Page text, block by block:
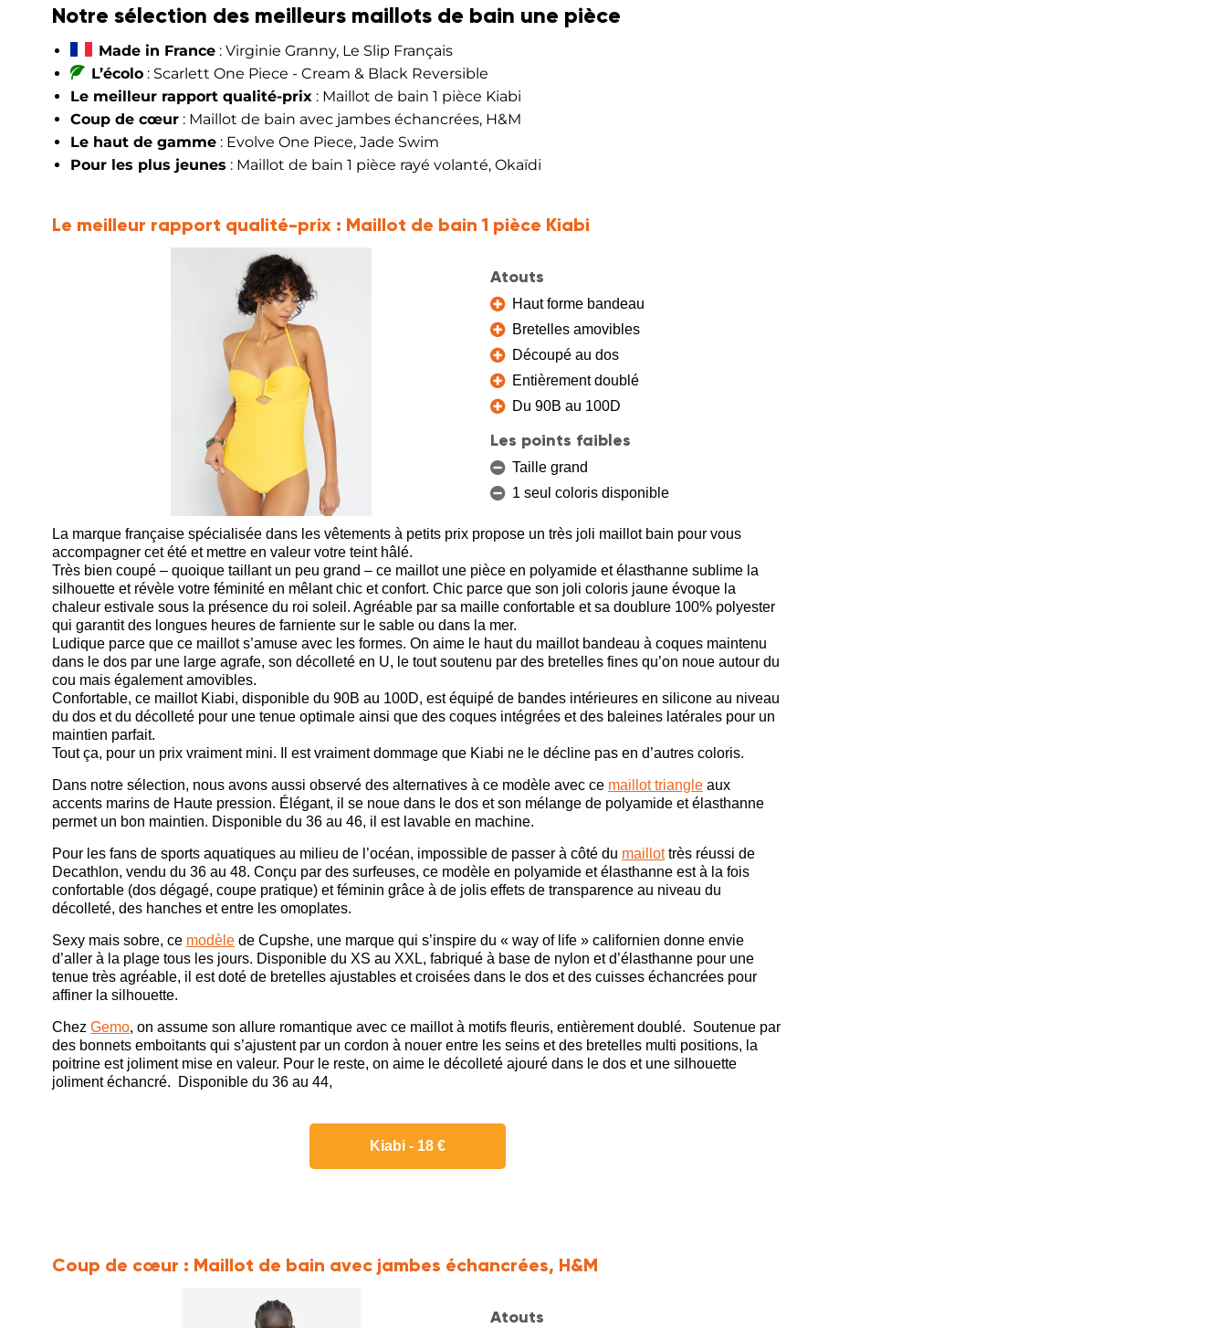
Notre sélection des meilleurs maillots de bain une pièce
Made in France : Virginie Granny, Le Slip Français
L’écolo : Scarlett One Piece - Cream & Black Reversible
Le meilleur rapport qualité-prix : Maillot de bain 1 pièce Kiabi
Coup de cœur : Maillot de bain avec jambes échancrées, H&M
Le haut de gamme : Evolve One Piece, Jade Swim
Pour les plus jeunes : Maillot de bain 1 pièce rayé volanté, Okaïdi
Le meilleur rapport qualité-prix : Maillot de bain 1 pièce Kiabi
Atouts
Haut forme bandeau
Bretelles amovibles
Découpé au dos
Entièrement doublé
Du 90B au 100D
Les points faibles
Taille grand
1 seul coloris disponible
La marque française spécialisée dans les vêtements à petits prix propose un très joli maillot bain pour vous
accompagner cet été et mettre en valeur votre teint hâlé.
Très bien coupé – quoique taillant un peu grand – ce maillot une pièce en polyamide et élasthanne sublime la
silhouette et révèle votre féminité en mêlant chic et confort. Chic parce que son joli coloris jaune évoque la
chaleur estivale sous la présence du roi soleil. Agréable par sa maille confortable et sa doublure 100% polyester
qui garantit des longues heures de farniente sur le sable ou dans la mer.
Ludique parce que ce maillot s’amuse avec les formes. On aime le haut du maillot bandeau à coques maintenu
dans le dos par une large agrafe, son décolleté en U, le tout soutenu par des bretelles fines qu’on noue autour du
cou mais également amovibles.
Confortable, ce maillot Kiabi, disponible du 90B au 100D, est équipé de bandes intérieures en silicone au niveau
du dos et du décolleté pour une tenue optimale ainsi que des coques intégrées et des baleines latérales pour un
maintien parfait.
Tout ça, pour un prix vraiment mini. Il est vraiment dommage que Kiabi ne le décline pas en d’autres coloris.
Dans notre sélection, nous avons aussi observé des alternatives à ce modèle avec ce maillot triangle aux
accents marins de Haute pression. Élégant, il se noue dans le dos et son mélange de polyamide et élasthanne
permet un bon maintien. Disponible du 36 au 46, il est lavable en machine.
Pour les fans de sports aquatiques au milieu de l’océan, impossible de passer à côté du maillottrès réussi de
Decathlon, vendu du 36 au 48. Conçu par des surfeuses, ce modèle en polyamide et élasthanne est à la fois
confortable (dos dégagé, coupe pratique) et féminin grâce à de jolis effets de transparence au niveau du
décolleté, des hanches et entre les omoplates.
Sexy mais sobre, ce modèle de Cupshe, une marque qui s’inspire du « way of life » californien donne envie
d’aller à la plage tous les jours. Disponible du XS au XXL, fabriqué à base de nylon et d’élasthanne pour une
tenue très agréable, il est doté de bretelles ajustables et croisées dans le dos et des cuisses échancrées pour
affiner la silhouette.
Chez Gemo, on assume son allure romantique avec ce maillot à motifs fleuris, entièrement doublé. Soutenue par
des bonnets emboitants qui s’ajustent par un cordon à nouer entre les seins et des bretelles multi positions, la
poitrine est joliment mise en valeur. Pour le reste, on aime le décolleté ajouré dans le dos et une silhouette
joliment échancré. Disponible du 36 au 44,
Kiabi - 18 €
Coup de cœur : Maillot de bain avec jambes échancrées, H&M
Atouts